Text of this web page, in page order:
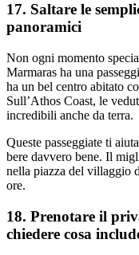
17. Saltare le
panoramici
Non ogni momento
Marmaras ha una
ha un bel centro abitato
Sull’Athos Coast, le
incredibili anche da terra.
Queste passeggiate ti
bere davvero bene. Il
nella piazza del villaggio
ore.
18. Prenotare il
chiedere cosa